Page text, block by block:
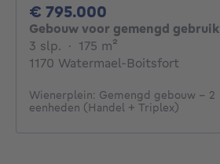
€ 795.000
Gebouw voor gemengd gebruik
3 slp. 3 slaapkamers
· 175 m²
1170 Watermael-Boitsfort
Wienerplein: Gemengd gebouw - 2
eenheden (Handel + Triplex)